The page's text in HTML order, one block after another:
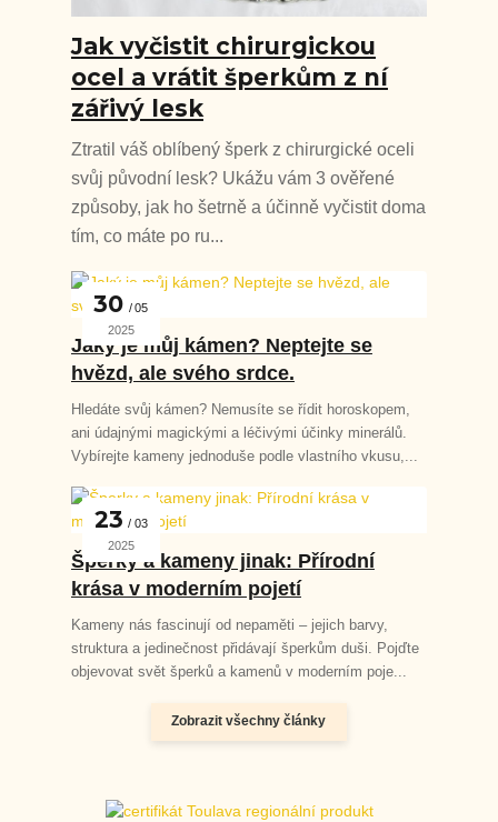
Jak vyčistit chirurgickou
ocel a vrátit šperkům z ní
zářivý lesk
Ztratil váš oblíbený šperk z chirurgické oceli
svůj původní lesk? Ukážu vám 3 ověřené
způsoby, jak ho šetrně a účinně vyčistit doma
tím, co máte po ru...
30
05
2025
Jaký je můj kámen? Neptejte se
hvězd, ale svého srdce.
Hledáte svůj kámen? Nemusíte se řídit horoskopem,
ani údajnými magickými a léčivými účinky minerálů.
Vybírejte kameny jednoduše podle vlastního vkusu,...
23
03
2025
Šperky a kameny jinak: Přírodní
krása v moderním pojetí
Kameny nás fascinují od nepaměti – jejich barvy,
struktura a jedinečnost přidávají šperkům duši. Pojďte
objevovat svět šperků a kamenů v moderním poje...
Zobrazit všechny články